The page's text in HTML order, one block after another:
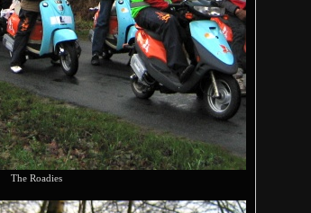
The Roadies